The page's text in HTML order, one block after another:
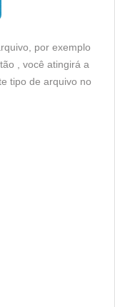
por exemplo
, você atingirá a
tipo de arquivo no